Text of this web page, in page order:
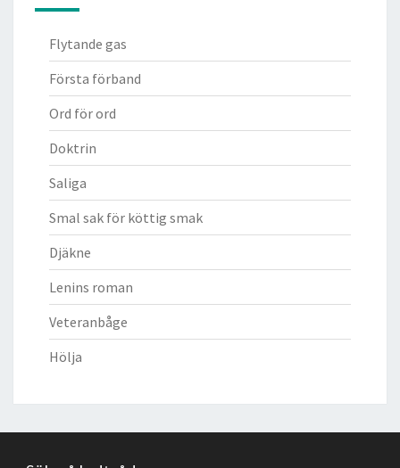
Flytande gas
Första förband
Ord för ord
Doktrin
Saliga
Smal sak för köttig smak
Djäkne
Lenins roman
Veteranbåge
Hölja